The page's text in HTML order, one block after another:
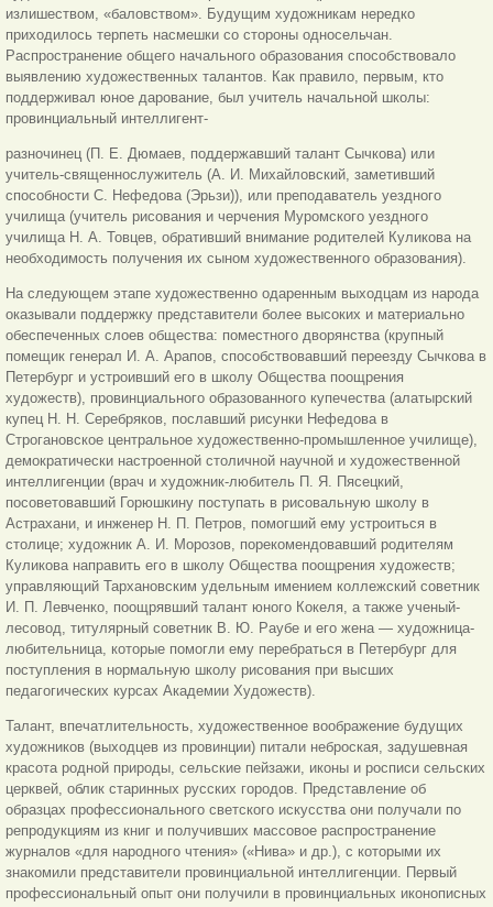
излишеством, «баловством». Будущим художникам нередко
приходилось терпеть насмешки со стороны односельчан.
Распространение общего начального образования способствовало
выявлению художественных талантов. Как правило, первым, кто
поддерживал юное дарование, был учитель начальной школы:
провинциальный интеллигент-
разночинец (П. Е. Дюмаев, поддержавший талант Сычкова) или
учитель-священнослужитель (А. И. Михайловский, заметивший
способности С. Нефедова (Эрьзи)), или преподаватель уездного
училища (учитель рисования и черчения Муромского уездного
училища Н. А. Товцев, обративший внимание родителей Куликова на
необходимость получения их сыном художественного образования).
На следующем этапе художественно одаренным выходцам из народа
оказывали поддержку представители более высоких и материально
обеспеченных слоев общества: поместного дворянства (крупный
помещик генерал И. А. Арапов, способствовавший переезду Сычкова в
Петербург и устроивший его в школу Общества поощрения
художеств), провинциального образованного купечества (алатырский
купец Н. Н. Серебряков, пославший рисунки Нефедова в
Строгановское центральное художественно-промышленное училище),
демократически настроенной столичной научной и художественной
интеллигенции (врач и художник-любитель П. Я. Пясецкий,
посоветовавший Горюшкину поступать в рисовальную школу в
Астрахани, и инженер Н. П. Петров, помогший ему устроиться в
столице; художник А. И. Морозов, порекомендовавший родителям
Куликова направить его в школу Общества поощрения художеств;
управляющий Тархановским удельным имением коллежский советник
И. П. Левченко, поощрявший талант юного Кокеля, а также ученый-
лесовод, титулярный советник В. Ю. Раубе и его жена — художница-
любительница, которые помогли ему перебраться в Петербург для
поступления в нормальную школу рисования при высших
педагогических курсах Академии Художеств).
Талант, впечатлительность, художественное воображение будущих
художников (выходцев из провинции) питали неброская, задушевная
красота родной природы, сельские пейзажи, иконы и росписи сельских
церквей, облик старинных русских городов. Представление об
образцах профессионального светского искусства они получали по
репродукциям из книг и получивших массовое распространение
журналов «для народного чтения» («Нива» и др.), с которыми их
знакомили представители провинциальной интеллигенции. Первый
профессиональный опыт они получили в провинциальных иконописных